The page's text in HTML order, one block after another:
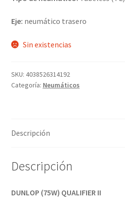
Eje: neumático trasero
Sin existencias
SKU: 4038526314192
Categoría: Neumáticos
Descripción
Descripción
DUNLOP (75W) QUALIFIER II